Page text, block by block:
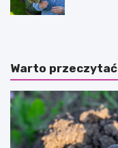
Warto przeczytać